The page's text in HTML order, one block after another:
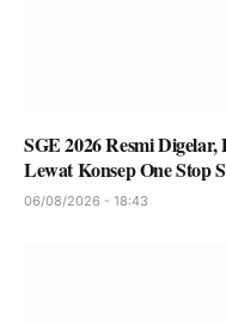
SGE 2026 Resmi
Lewat Konsep One Stop
06/08/2026 - 18:43